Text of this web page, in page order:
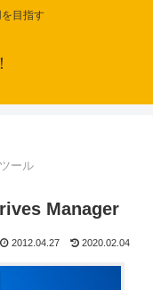
目指す
ール
Manager
2012.04.27 2020.02.04